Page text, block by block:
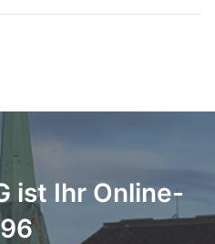
ist Ihr Online-